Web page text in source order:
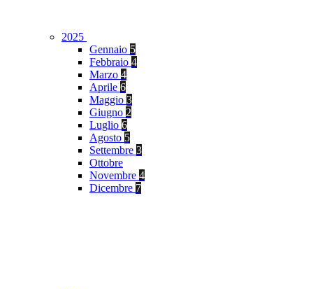
2025
Gennaio 5
Febbraio 4
Marzo 4
Aprile 6
Maggio 3
Giugno 2
Luglio 6
Agosto 5
Settembre 3
Ottobre
Novembre 4
Dicembre 7